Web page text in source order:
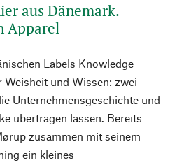
aus Dänemark.
Apparel
Labels Knowledge
und Wissen: zwei
Unternehmensgeschichte und
übertragen lassen. Bereits
zusammen mit seinem
ein kleines